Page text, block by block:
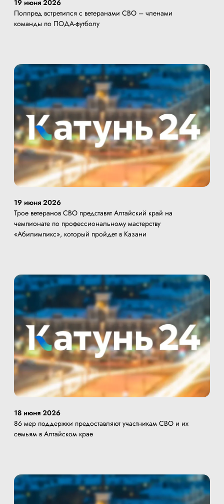
19 июня 2026
Полпред встретился с ветеранами СВО – членами
команды по ПОДА-футболу
19 июня 2026
Трое ветеранов СВО представят Алтайский край на
чемпионате по профессиональному мастерству
«Абилимпикс», который пройдет в Казани
18 июня 2026
86 мер поддержки предоставляют участникам СВО и их
семьям в Алтайском крае